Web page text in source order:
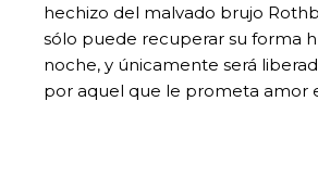
hechizo del malvado brujo
sólo puede recuperar su forma
noche, y únicamente será
por aquel que le prometa amor